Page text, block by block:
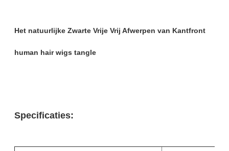
Het natuurlijke Zwarte Vrije Vrij Afwerpen van Kantfront
human hair wigs tangle
Specificaties: